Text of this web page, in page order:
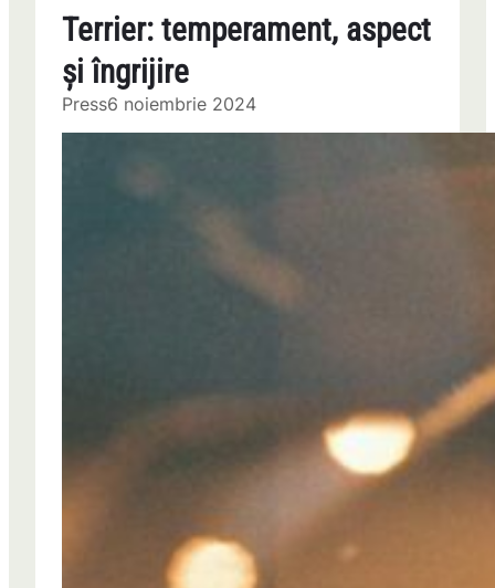
Terrier: temperament, aspect
și îngrijire
Press6 noiembrie 2024